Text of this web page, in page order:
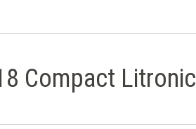
Compact Litronic